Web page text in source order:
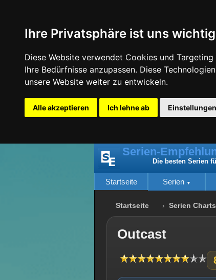
Ihre Privatsphäre ist uns wichtig
Diese Website verwendet Cookies und
Ihre Bedürfnisse anzupassen. Diese
unsere Website weiter zu entwickeln.
Alle akzeptieren Ich lehne ab
Serien-
Die besten Serien
Startseite Serien
Startseite Serien Charts
Outcast